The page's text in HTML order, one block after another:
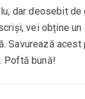
dar deosebit
vei obține
Savurează
Poftă bună!